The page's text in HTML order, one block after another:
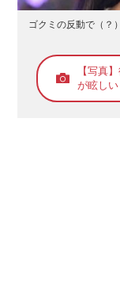
ゴクミの反動で（？
【写真
が眩しい